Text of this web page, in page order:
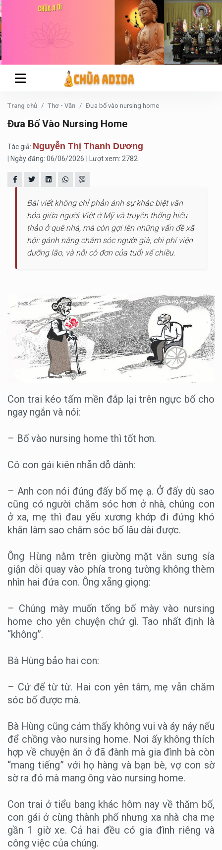
Trang chủ Thơ - Văn Đưa bố vào nursing home
Đưa Bố Vào Nursing Home
Tác giả: Nguyễn Thị Thanh Dương
| Ngày đăng: 06/06/2026 | Lượt xem: 2782
Bài viết không chỉ phản ánh sự khác biệt văn
hóa giữa người Việt ở Mỹ và truyền thống hiếu
thảo ở quê nhà, mà còn gợi lên những vấn đề xã
hội: gánh nặng chăm sóc người già, chi phí viện
dưỡng lão, và nỗi cô đơn của tuổi xế chiều.
Con trai kéo tấm mền đắp lại trên ngực bố cho
ngay ngắn và nói:
– Bố vào nursing home thì tốt hơn.
Cô con gái kiên nhẫn dỗ dành:
– Anh con nói đúng đấy bố mẹ ạ. Ở đấy dù sao
cũng có người chăm sóc hơn ở nhà, chúng con
ở xa, mẹ thì đau yếu xương khớp đi đứng khó
khăn làm sao chăm sóc bố lâu dài được.
Ông Hùng nằm trên giường mặt vẫn sưng sỉa
giận dỗi quay vào phía trong tường không thèm
nhìn hai đứa con. Ông xẵng giọng:
– Chúng mày muốn tống bố mày vào nursing
home cho yên chuyện chứ gì. Tao nhất định là
“không”.
Bà Hùng bảo hai con:
– Cứ để từ từ. Hai con yên tâm, mẹ vẫn chăm
sóc bố được mà.
Bà Hùng cũng cảm thấy không vui và áy náy nếu
để chồng vào nursing home. Nơi ấy không thích
hợp về chuyện ăn ở đã đành mà gia đình bà còn
“mang tiếng” với họ hàng và bạn bè, vợ con sờ
sờ ra đó mà mang ông vào nursing home.
Con trai ở tiểu bang khác hôm nay về thăm bố,
con gái ở cùng thành phố nhưng xa nhà cha mẹ
gần 1 giờ xe. Cả hai đều có gia đình riêng và
công việc của chúng.